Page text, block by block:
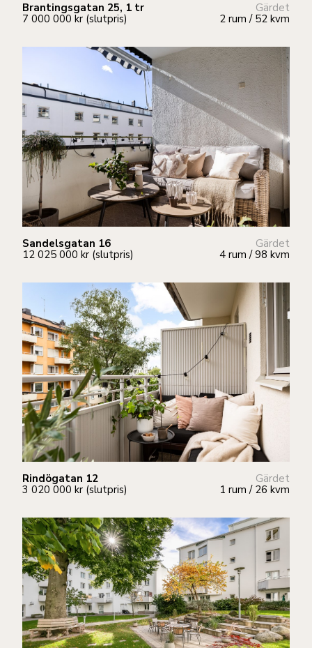
Brantingsgatan 25, 1 tr
7 000 000 kr (slutpris)
Gärdet
2 rum / 52 kvm
Sandelsgatan 16
12 025 000 kr (slutpris)
Gärdet
4 rum / 98 kvm
Rindögatan 12
3 020 000 kr (slutpris)
Gärdet
1 rum / 26 kvm